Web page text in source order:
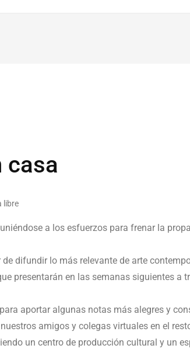
casa
a los esfuerzos para frenar la
difundir lo más relevante de arte
presentarán en las semanas siguientes a
aportar algunas notas más alegres y
amigos y colegas virtuales en el
un centro de producción cultural y un